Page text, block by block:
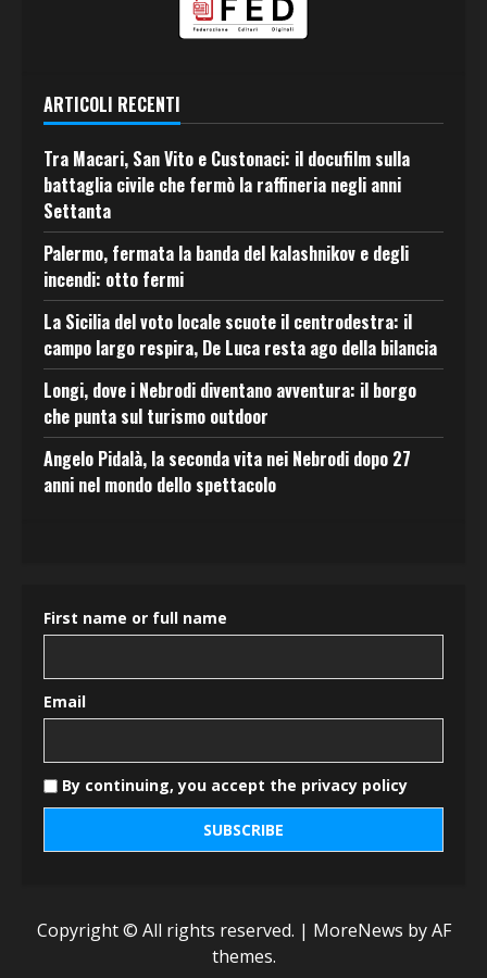
ARTICOLI RECENTI
Tra Macari, San Vito e Custonaci: il docufilm sulla
battaglia civile che fermò la raffineria negli anni
Settanta
Palermo, fermata la banda del kalashnikov e degli
incendi: otto fermi
La Sicilia del voto locale scuote il centrodestra: il
campo largo respira, De Luca resta ago della bilancia
Longi, dove i Nebrodi diventano avventura: il borgo
che punta sul turismo outdoor
Angelo Pidalà, la seconda vita nei Nebrodi dopo 27
anni nel mondo dello spettacolo
First name or full name
Email
By continuing, you accept the privacy policy
Copyright © All rights reserved. | MoreNews by AF
themes.